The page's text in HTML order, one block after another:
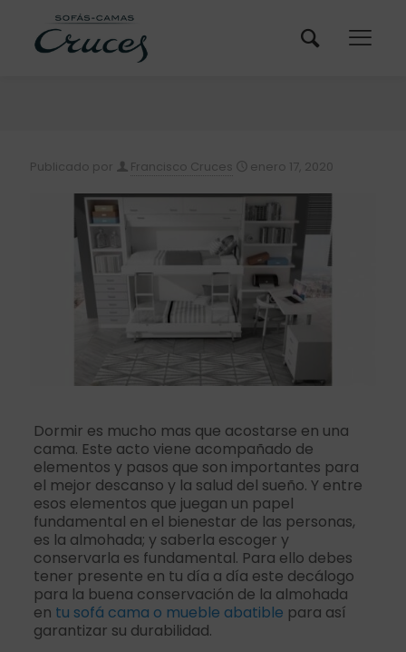
Publicado por Francisco Cruces enero 17, 2020
Dormir es mucho mas que acostarse en una
cama. Este acto viene acompañado de
elementos y pasos que son importantes para
el mejor descanso y la salud del sueño. Y entre
esos elementos que juegan un papel
fundamental en el bienestar de las personas,
es la almohada; y saberla escoger y
conservarla es fundamental. Para ello debes
tener presente en tu día a día este decálogo
para la buena conservación de la almohada
en tu sofá cama o mueble abatible para así
garantizar su durabilidad.